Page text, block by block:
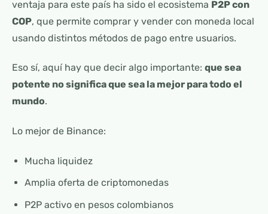
ventaja para este país ha sido el ecosistema P2P con
COP, que permite comprar y vender con moneda local
usando distintos métodos de pago entre usuarios.
Eso sí, aquí hay que decir algo importante: que sea
potente no significa que sea la mejor para todo el
mundo.
Lo mejor de Binance:
Mucha liquidez
Amplia oferta de criptomonedas
P2P activo en pesos colombianos